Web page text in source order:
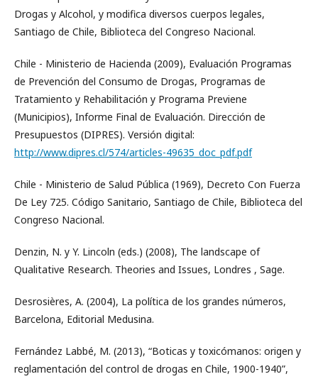
Drogas y Alcohol, y modifica diversos cuerpos legales,
Santiago de Chile, Biblioteca del Congreso Nacional.
Chile - Ministerio de Hacienda (2009), Evaluación Programas
de Prevención del Consumo de Drogas, Programas de
Tratamiento y Rehabilitación y Programa Previene
(Municipios), Informe Final de Evaluación. Dirección de
Presupuestos (DIPRES). Versión digital:
http://www.dipres.cl/574/articles-49635_doc_pdf.pdf
Chile - Ministerio de Salud Pública (1969), Decreto Con Fuerza
De Ley 725. Código Sanitario, Santiago de Chile, Biblioteca del
Congreso Nacional.
Denzin, N. y Y. Lincoln (eds.) (2008), The landscape of
Qualitative Research. Theories and Issues, Londres , Sage.
Desrosières, A. (2004), La política de los grandes números,
Barcelona, Editorial Medusina.
Fernández Labbé, M. (2013), “Boticas y toxicómanos: origen y
reglamentación del control de drogas en Chile, 1900-1940”,